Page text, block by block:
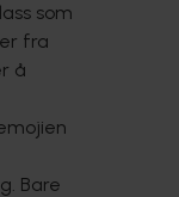
som
fra
å
Bare